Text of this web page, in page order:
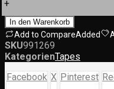
+
In den Warenkorb
Add to CompareAdded
SKU991269
KategorienTapes
Facebook X Pinterest